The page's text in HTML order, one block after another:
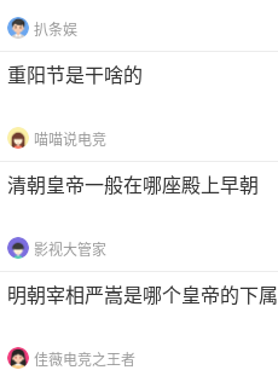
扒条娱
重阳节是干啥的
喵喵说电竞
清朝皇帝一般在哪座殿上早朝
影视大管家
明朝宰相严嵩是哪个皇帝的下属
佳薇电竞之王者